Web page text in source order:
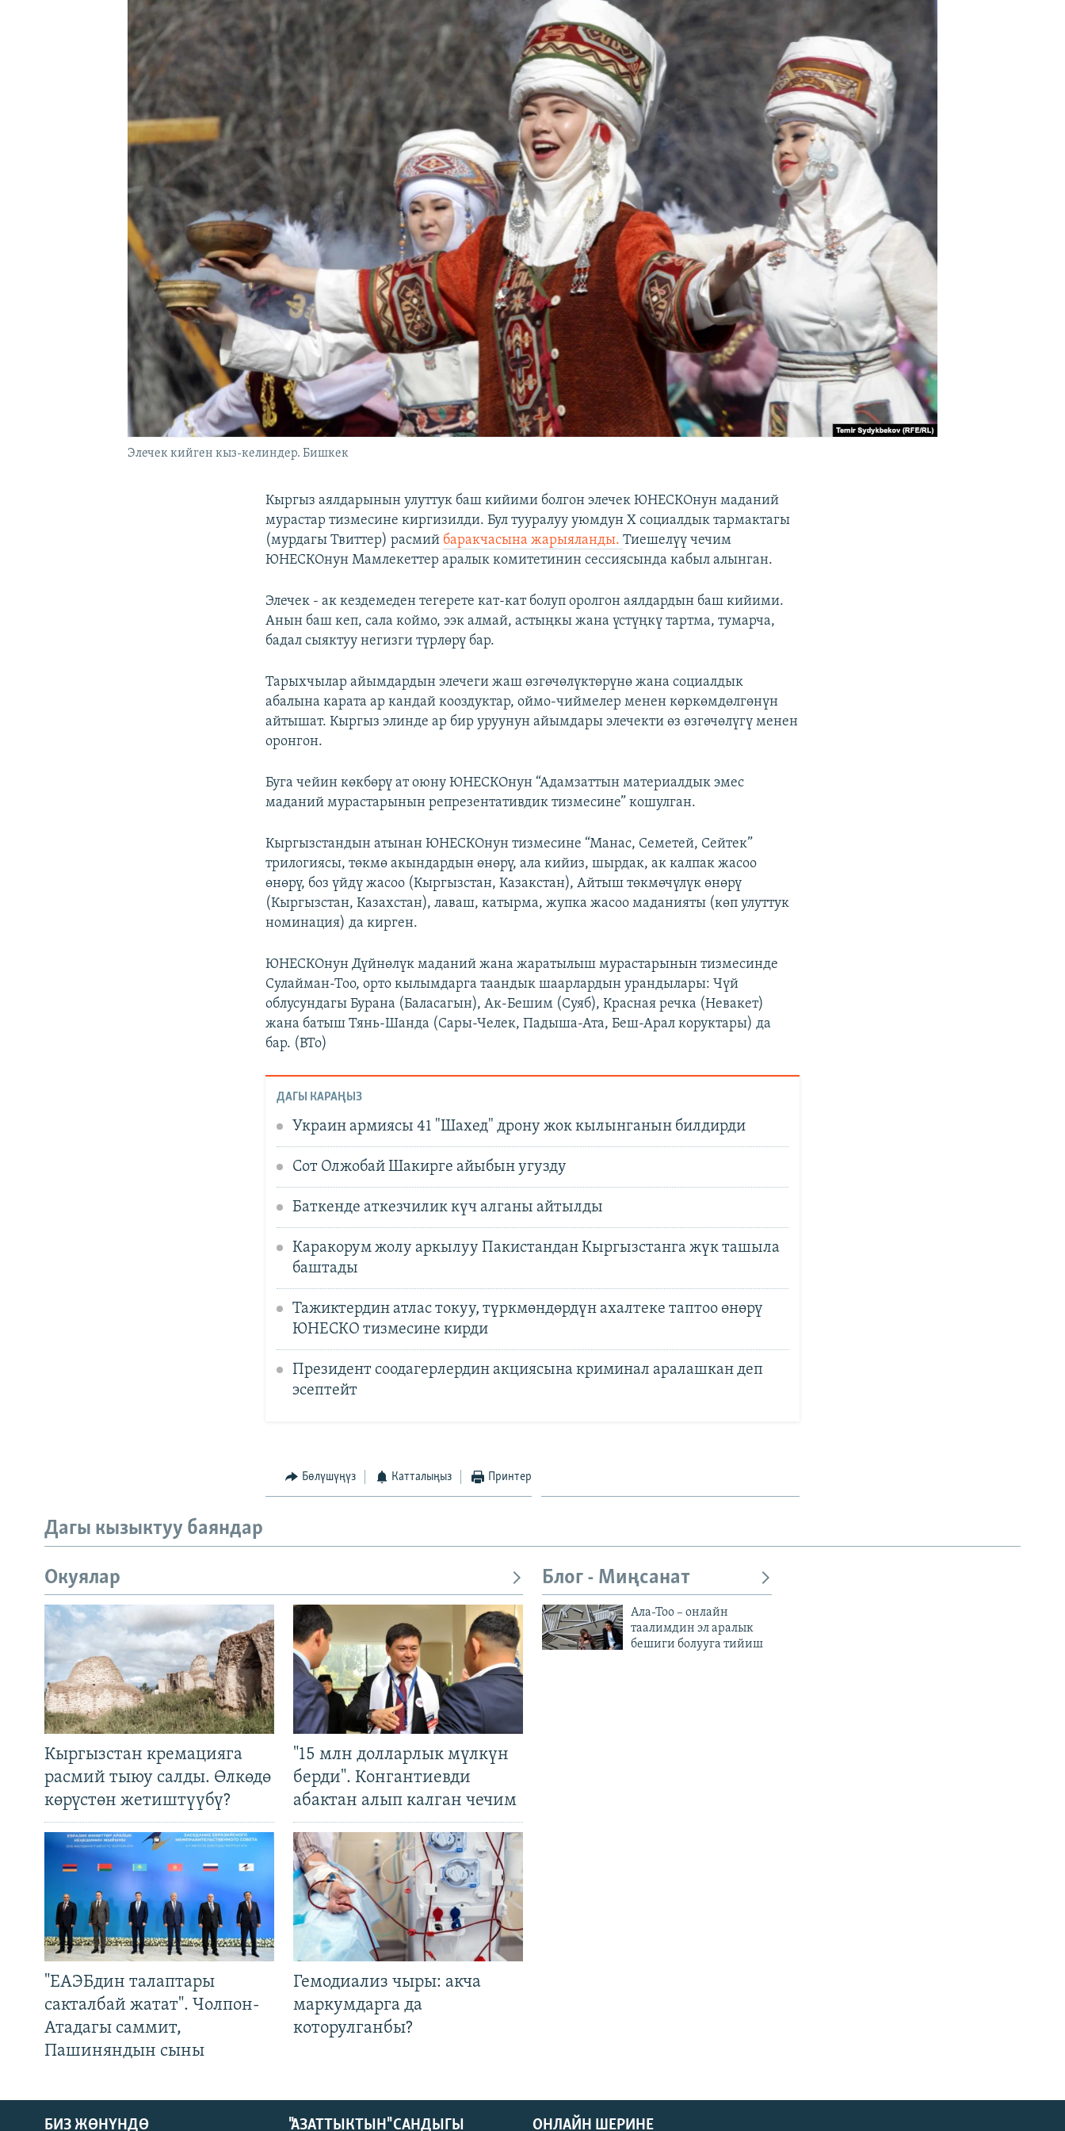
Элечек кийген кыз-келиндер. Бишкек
Кыргыз аялдарынын улуттук баш кийими болгон элечек ЮНЕСКОнун маданий
мурастар тизмесине киргизилди. Бул тууралуу уюмдун X социалдык тармактагы
(мурдагы Твиттер) расмий баракчасына жарыяланды.Тиешелүү чечим
ЮНЕСКОнун Мамлекеттер аралык комитетинин сессиясында кабыл алынган.
Элечек - ак кездемеден тегерете кат-кат болуп оролгон аялдардын баш кийими.
Анын баш кеп, сала коймо, ээк алмай, астыңкы жана үстүңкү тартма, тумарча,
бадал сыяктуу негизги түрлөрү бар.
Тарыхчылар айымдардын элечеги жаш өзгөчөлүктөрүнө жана социалдык
абалына карата ар кандай кооздуктар, оймо-чиймелер менен көркөмдөлгөнүн
айтышат. Кыргыз элинде ар бир уруунун айымдары элечекти өз өзгөчөлүгү менен
оронгон.
Буга чейин көкбөрү ат оюну ЮНЕСКОнун “Адамзаттын материалдык эмес
маданий мурастарынын репрезентативдик тизмесине” кошулган.
Кыргызстандын атынан ЮНЕСКОнун тизмесине “Манас, Семетей, Сейтек”
трилогиясы, төкмө акындардын өнөрү, ала кийиз, шырдак, ак калпак жасоо
өнөрү, боз үйдү жасоо (Кыргызстан, Казакстан), Айтыш төкмөчүлүк өнөрү
(Кыргызстан, Казахстан), лаваш, катырма, жупка жасоо маданияты (көп улуттук
номинация) да кирген.
ЮНЕСКОнун Дүйнөлүк маданий жана жаратылыш мурастарынын тизмесинде
Сулайман-Тоо, орто кылымдарга таандык шаарлардын урандылары: Чүй
облусундагы Бурана (Баласагын), Ак-Бешим (Суяб), Красная речка (Невакет)
жана батыш Тянь-Шанда (Сары-Челек, Падыша-Ата, Беш-Арал коруктары) да
бар. (BTo)
ДАГЫ КАРАҢЫЗ
Украин армиясы 41 "Шахед" дрону жок кылынганын билдирди
Сот Олжобай Шакирге айыбын угузду
Баткенде аткезчилик күч алганы айтылды
Каракорум жолу аркылуу Пакистандан Кыргызстанга жүк ташыла
баштады
Тажиктердин атлас токуу, түркмөндөрдүн ахалтеке таптоо өнөрү
ЮНЕСКО тизмесине кирди
Президент соодагерлердин акциясына криминал аралашкан деп
эсептейт
Бөлүшүңүз Катталыңыз Принтер
Дагы кызыктуу баяндар
Окуялар
Кыргызстан кремацияга
расмий тыюу салды. Өлкөдө
көрүстөн жетиштүүбү?
"15 млн долларлык мүлкүн
берди". Конгантиевди
абактан алып калган чечим
"ЕАЭБдин талаптары
сакталбай жатат". Чолпон-
Атадагы саммит,
Пашиняндын сыны
Гемодиализ чыры: акча
маркумдарга да
которулганбы?
Блог - Миңсанат
Ала-Тоо – онлайн
таалимдин эл аралык
бешиги болууга тийиш
ОНЛАЙН ШЕРИНЕ
БИЗ ЖӨНҮНДӨ "АЗАТТЫКТЫН" САНДЫГЫ